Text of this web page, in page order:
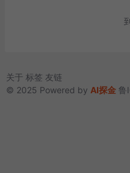
关于 标签 友链
© 2025 Powered by AI探金 鲁